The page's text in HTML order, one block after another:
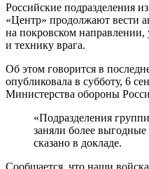
Российские подразделения
«Центр» продолжают вести
на покровском
и технику врага.
Об этом говорится в
опубликовала в субботу, 6
Министерства обороны
«Подразделения
заняли более
сказано в докладе.
Сообщается, что наши